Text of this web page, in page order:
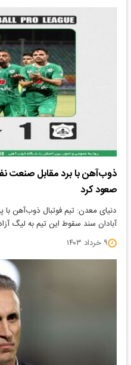
ذوب‌آهن با برد مقابل صنعت
صعود کرد
آبادان سند سقوط این تیم به لیگ
۹ خرداد ۱۴۰۳